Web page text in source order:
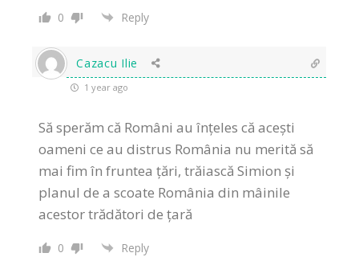
0 Reply
Cazacu Ilie
1 year ago
Să sperăm că Români au înțeles că acești
oameni ce au distrus România nu merită să
mai fim în fruntea țări, trăiască Simion și
planul de a scoate România din mâinile
acestor trădători de țară
0 Reply